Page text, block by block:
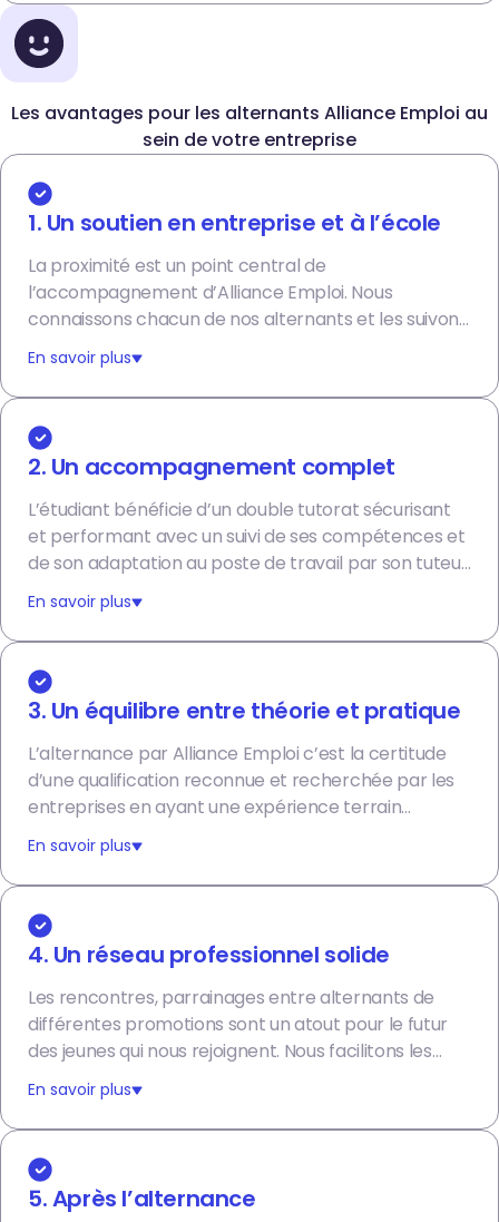
Les avantages pour les alternants Alliance Emploi au
sein de votre entreprise
1. Un soutien en entreprise et à l’école
La proximité est un point central de
l’accompagnement d’Alliance Emploi. Nous
connaissons chacun de nos alternants et les suivons
tout au long de leur parcours en entreprise et en
formation.
En savoir plus
2. Un accompagnement complet
L’étudiant bénéficie d’un double tutorat sécurisant
et performant avec un suivi de ses compétences et
de son adaptation au poste de travail par son tuteur
en entreprise, mais également d’un suivi RH et
administratif par son tuteur Alliance Emploi.
En savoir plus
3. Un équilibre entre théorie et pratique
L’alternance par Alliance Emploi c’est la certitude
d’une qualification reconnue et recherchée par les
entreprises en ayant une expérience terrain
optimisée pour la construction d’un emploi durable.
En savoir plus
4. Un réseau professionnel solide
Les rencontres, parrainages entre alternants de
différentes promotions sont un atout pour le futur
des jeunes qui nous rejoignent. Nous facilitons les
échanges afin qu’ils puissent entamer la création de
leur réseau et trouver le soutien d’un parrain.
En savoir plus
5. Après l’alternance